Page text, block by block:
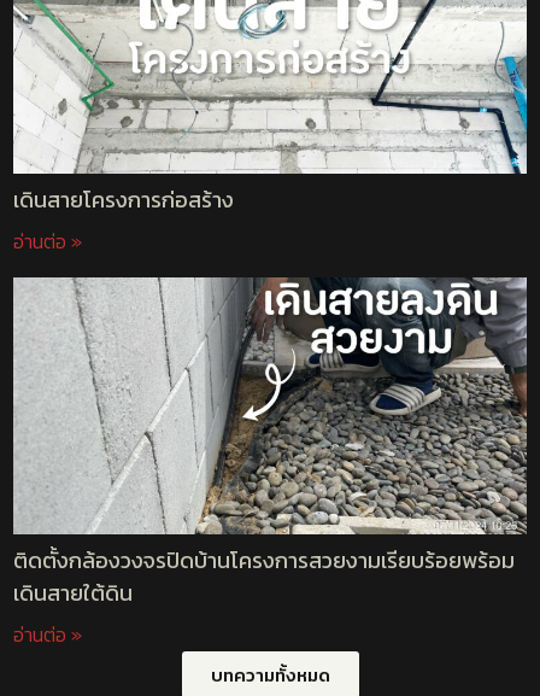
เดินสายโครงการก่อสร้าง
อ่านต่อ »
ติดตั้งกล้องวงจรปิดบ้านโครงการสวยงามเรียบร้อยพร้อม
เดินสายใต้ดิน
อ่านต่อ »
บทความทั้งหมด